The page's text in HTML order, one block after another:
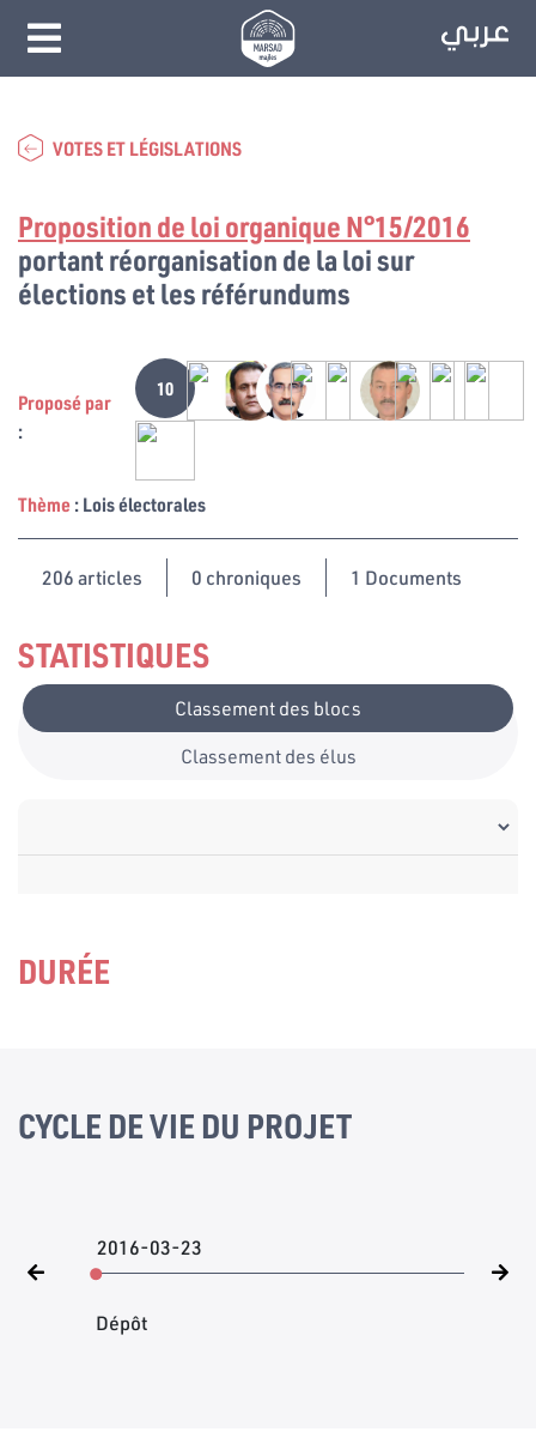
VOTES ET LÉGISLATIONS
STATISTIQUES
Classement des blocs
Classement des élus
Proposition de loi organique N°15/2016
portant réorganisation de la loi sur
élections et les référundums
Proposé par
:
10
Thème: Lois électorales
206articles 0 chroniques 1 Documents
DURÉE
CYCLE DE VIE DU PROJET
2016-03-23
Dépôt